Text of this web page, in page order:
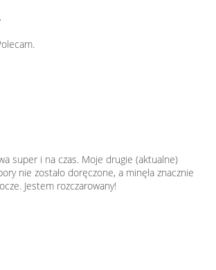
super i na czas. Moje drugie (aktualne)
nie zostało doręczone, a minęła znacznie
Jestem rozczarowany!